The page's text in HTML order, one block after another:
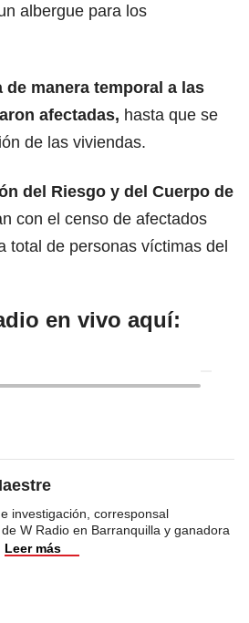
albergue para los
de manera temporal a las
afectadas, hasta que se
de las viviendas.
del Riesgo y del Cuerpo de
con el censo de afectados
total de personas víctimas del
en vivo aquí:
investigación, corresponsal
W Radio en Barranquilla y ganadora
Leer más